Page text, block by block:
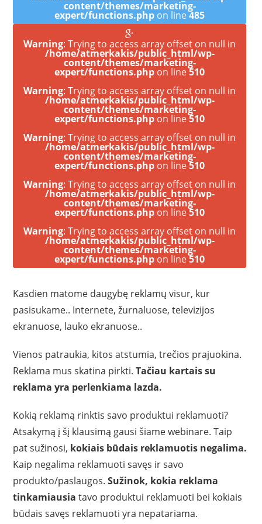
content/themes/marketing-
expert/functions.php on line485
Warning: Trying to access array offset on null in
/home/atmerkakis/public_html/wp-
content/themes/marketing-
expert/functions.php on line510
Warning: Trying to access array offset on null in
/home/atmerkakis/public_html/wp-
content/themes/marketing-
expert/functions.php on line510
Warning: Trying to access array offset on null in
/home/atmerkakis/public_html/wp-
content/themes/marketing-
expert/functions.php on line510
Warning: Trying to access array offset on null in
/home/atmerkakis/public_html/wp-
content/themes/marketing-
expert/functions.php on line510
Warning: Trying to access array offset on null in
/home/atmerkakis/public_html/wp-
content/themes/marketing-
expert/functions.php on line510
Kasdien matome daugybę reklamų visur, kur
pasisukame.. Internete, žurnaluose, televizijos
ekranuose, lauko ekranuose..
Vienos patraukia, kitos atstumia, trečios prajuokina.
Reklama mus skatina pirkti.Tačiau kartais su
reklama yra perlenkiama lazda.
Kokią reklamą rinktis savo produktui reklamuoti?
Atsakymą į šį klausimą gausi šiame webinare. Taip
pat sužinosi, kokiais būdais reklamuotis negalima.
Kaip negalima reklamuoti savęs ir savo
produkto/paslaugos.Sužinok, kokia reklama
tinkamiausia tavo produktui reklamuoti bei kokiais
būdais savęs reklamuoti yra nepatariama.